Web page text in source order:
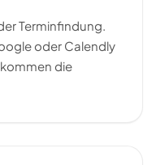
Terminfindung.
oder Calendly
die